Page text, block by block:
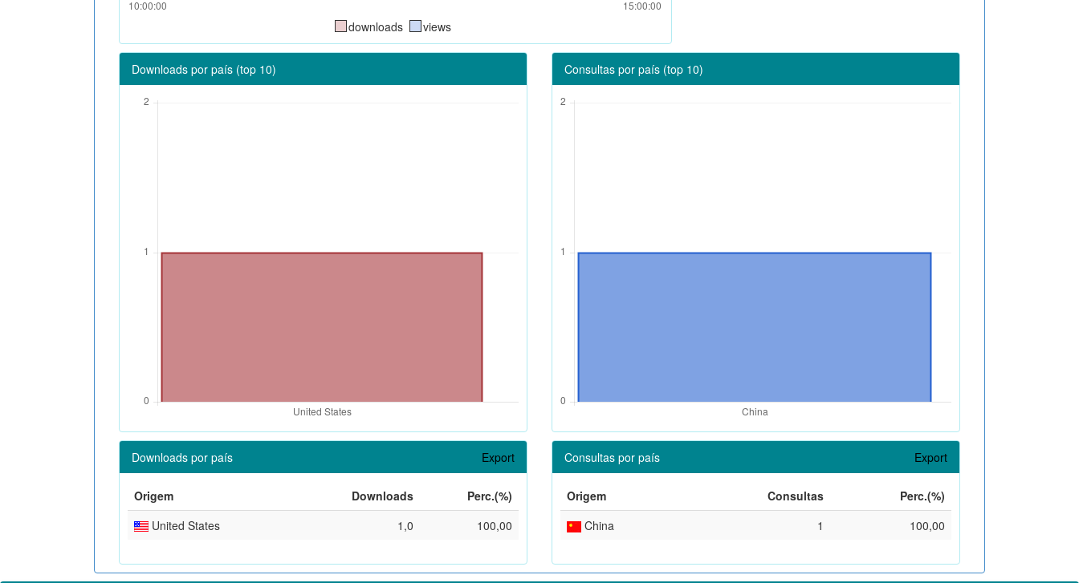
downloads views
Downloads por país (top 10) Consultas por país (top 10)
Downloads por país Export
Origem Downloads
Perc.(%)
United States
1,0 100,00
Consultas por país Export
Origem Consultas
Perc.(%)
China
1 100,00